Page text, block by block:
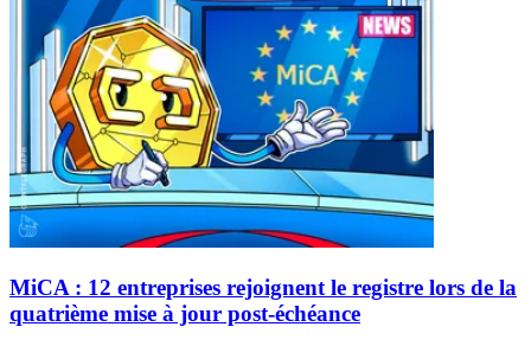
MiCA : 12 entreprises rejoignent le registre lors de la
quatrième mise à jour post-échéance